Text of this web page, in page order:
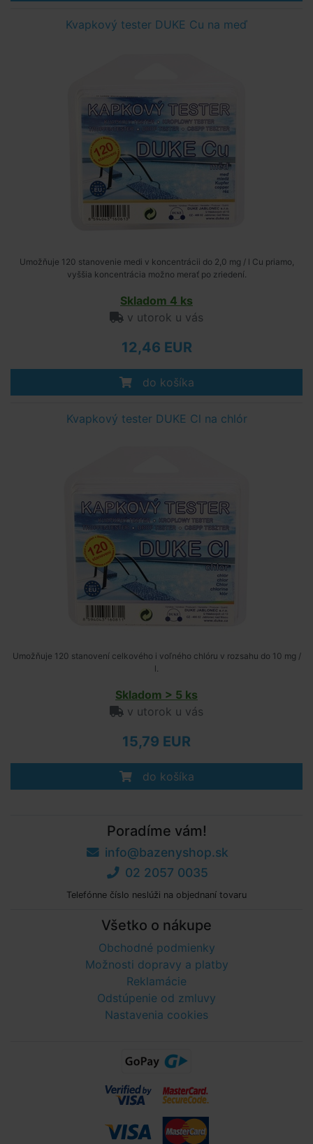
Kvapkový tester DUKE Cu na meď
Umožňuje 120 stanovenie medi v koncentrácii do 2,0 mg / l Cu priamo,
vyššia koncentrácia možno merať po zriedení.
Skladom 4 ks
v utorok u vás
12,46 EUR
do košíka
Kvapkový tester DUKE Cl na chlór
Umožňuje 120 stanovení celkového i voľného chlóru v rozsahu do 10 mg /
l.
Skladom > 5 ks
v utorok u vás
15,79 EUR
do košíka
Poradíme vám!
info@bazenyshop.sk
02 2057 0035
Telefónne číslo neslúži na objednaní tovaru
Všetko o nákupe
Obchodné podmienky
Možnosti dopravy a platby
Reklamácie
Odstúpenie od zmluvy
Nastavenia cookies